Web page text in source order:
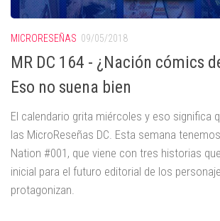
MICRORESEÑAS 09/05/2018
MR DC 164 - ¿Nación cómics
Eso no suena bien
El calendario grita miércoles y eso significa
las MicroReseñas DC. Esta semana
Nation #001, que viene con tres historias
inicial para el futuro editorial de los
protagonizan.